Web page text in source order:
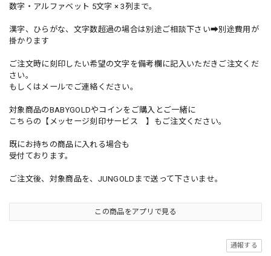
数字・アルファベット 5文字 × 3列まで。
漢字、ひらがな、文字数超過の場合は別途ご相談下さい➡別途費用が
掛かります
ご注文時に刻印したい希望の文字を備考欄に記入いただきご注文くだ
さい。
もしくはメールでご連絡ください。
対象商品のBABYGOLDやコインをご購入とご一緒に
こちらの【メッセージ刻印サービス 】もご注文ください。
既にお持ちの商品に入れる場合も
受付ております。
ご注文後、対象商品を、JUNGOLDまで送って下さいませ。
この商品をアプリで見る
通報する